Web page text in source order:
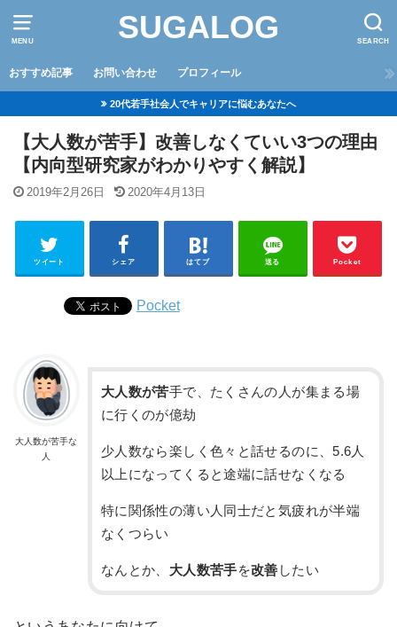
MENU SEARCH
SUGALOG
おすすめ記事 お問い合わせ プロフィール
20代若手社会人でキャリアに悩むあなたへ
【大人数が苦手】改善しなくていい3つの理由
【内向型研究家がわかりやすく解説】
2019年2月26日 2020年4月13日
ツイート シェア はてブ 送る Pocket
Pocket
大人数が苦手な
人
大人数が苦手で、たくさんの人が集まる場
に行くのが億劫
少人数なら楽しく色々と話せるのに、5.6人
以上になってくると途端に話せなくなる
特に関係性の薄い人同士だと気疲れが半端
なくつらい
なんとか、 大人数苦手を改善 したい